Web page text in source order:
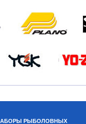
РЫБОЛОВНЫХ